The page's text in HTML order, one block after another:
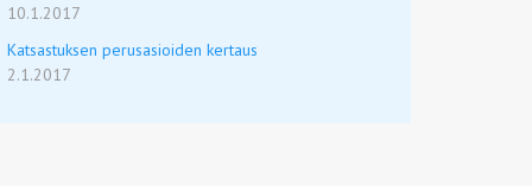
10.1.2017
Katsastuksen perusasioiden kertaus
2.1.2017